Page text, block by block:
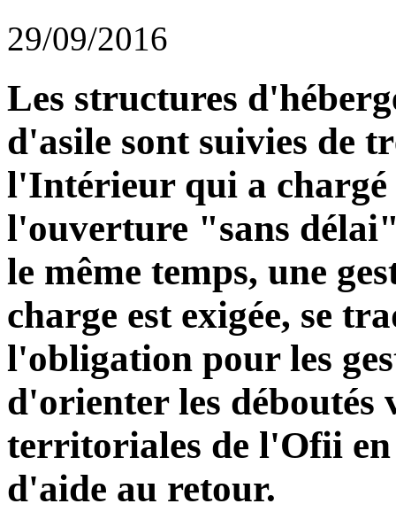
29/09/2016
Les structures
d'asile sont suivies de
l'Intérieur qui a chargé
l'ouverture "sans délai"
le même temps, une
charge est exigée, se
l'obligation pour les
d'orienter les déboutés
territoriales de l'Ofii
d'aide au retour.